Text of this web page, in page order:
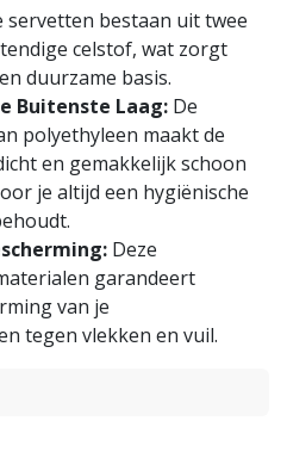
servetten bestaan uit twee
celstof, wat zorgt
duurzame basis.
Buitenste Laag: De
polyethyleen maakt de
en gemakkelijk schoon
je altijd een hygiënische
Deze
garandeert
van je
tegen vlekken en vuil.